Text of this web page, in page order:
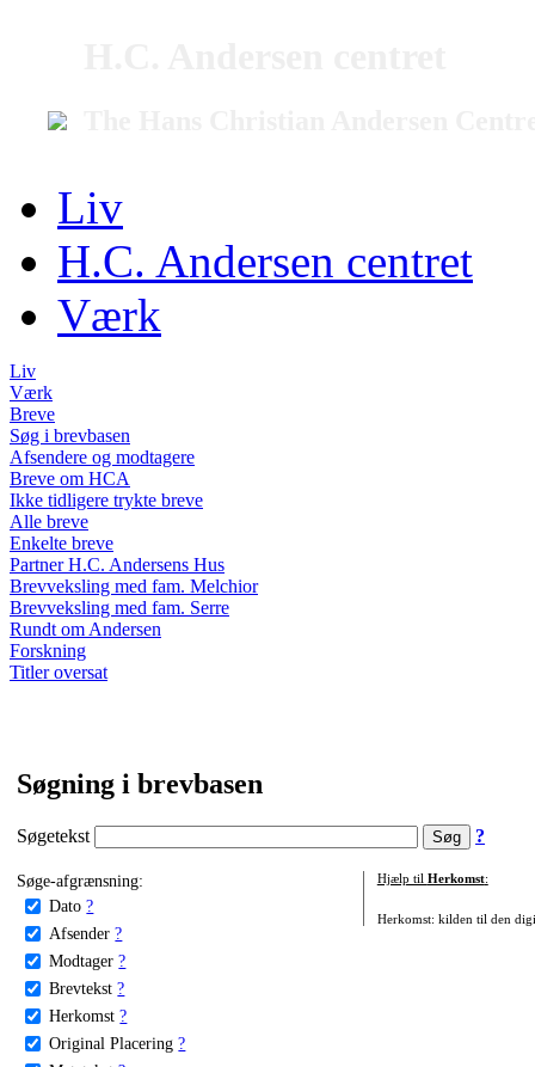
Liv
H.C. Andersen centret
Værk
Liv
Værk
Breve
Søg i brevbasen
Afsendere og modtagere
Breve om HCA
Ikke tidligere trykte breve
Alle breve
Enkelte breve
Partner H.C. Andersens Hus
Brevveksling med fam. Melchior
Brevveksling med fam. Serre
Rundt om Andersen
Forskning
Titler oversat
Søgning i brevbasen
Søgetekst ?
Søge-afgrænsning:
Dato ?
Afsender ?
Modtager ?
Brevtekst ?
Herkomst ?
Original Placering ?
Hjælp til Herkomst:
Herkomst: kilden til den